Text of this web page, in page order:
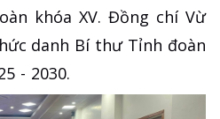
khóa XV. Đồng chí Vừ
danh Bí thư Tỉnh đoàn
- 2030.